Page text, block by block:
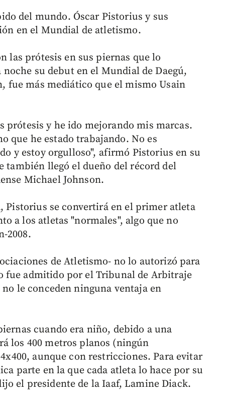
del mundo. Óscar Pistorius y sus
en el Mundial de atletismo.
las prótesis en sus piernas que lo
su debut en el Mundial de Daegú,
fue más mediático que el mismo Usain
prótesis y he ido mejorando mis marcas.
que he estado trabajando. No es
y estoy orgulloso", afirmó Pistorius en su
también llegó el dueño del récord del
Michael Johnson.
Pistorius se convertirá en el primer atleta
a los atletas "normales", algo que no
2008.
de Atletismo- no lo autorizó para
fue admitido por el Tribunal de Arbitraje
le conceden ninguna ventaja en
cuando era niño, debido a una
los 400 metros planos (ningún
aunque con restricciones. Para evitar
parte en la que cada atleta lo hace por su
el presidente de la Iaaf, Lamine Diack.